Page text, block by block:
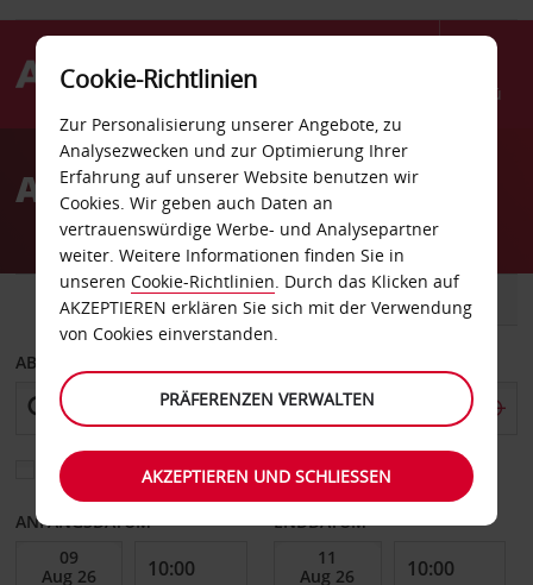
Menü
AvisAutovermietung Ibiza
FAHRZEUG TRANSPORTER
ABHOLEN VON
Eine andere Rückgabestation auswählen
ANFANGSDATUM ENDDATUM
Cookie-Richtlinien
Zur Personalisierung unserer Angebote, zu
Analysezwecken und zur Optimierung Ihrer
Erfahrung auf unserer Website benutzen wir
Cookies. Wir geben auch Daten an
vertrauenswürdige Werbe- und Analysepartner
weiter. Weitere Informationen finden Sie in
unseren Cookie-Richtlinien. Durch das Klicken auf
AKZEPTIEREN erklären Sie sich mit der Verwendung
von Cookies einverstanden.
PRÄFERENZEN VERWALTEN
AKZEPTIEREN UND SCHLIESSEN